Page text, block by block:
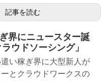
記事を読む
界にニュースター誕
ウドソーシング」
い稼ぎ界に大型新人が
とクラウドワークスの